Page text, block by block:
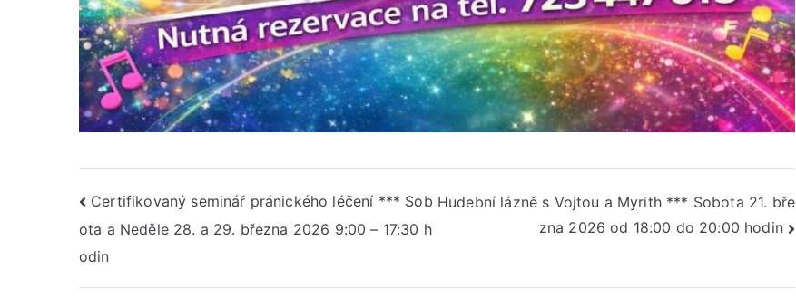
Navigace
pro
příspěvek
Certifikovaný seminář pránického léčení *** Sob
ota a Neděle 28. a 29. března 2026 9:00 – 17:30 h
odin
Hudební lázně s Vojtou a Myrith *** Sobota 21. bře
zna 2026 od 18:00 do 20:00 hodin